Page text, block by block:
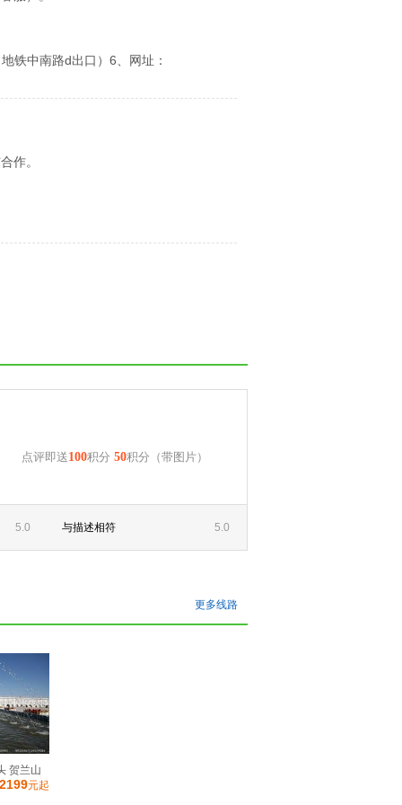
铁中南路d出口）6、网址：
作。
点评即送100积分 50积分（带图片）
5.0 与描述相符 5.0
更多线路
贺兰山
2199元起